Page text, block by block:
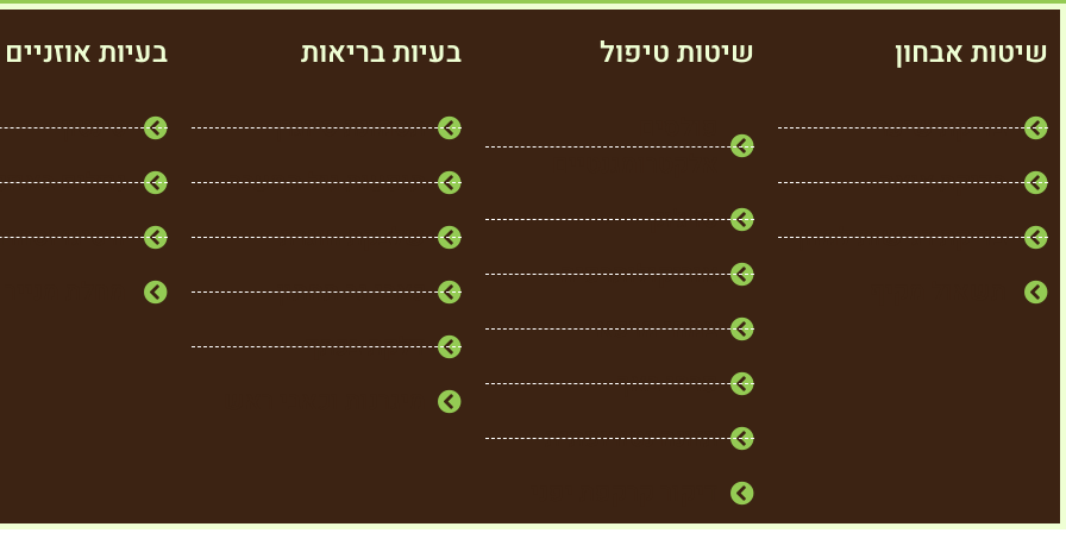
שיטות אבחון
בדיקת שיער
בדיקת צואה
בדיקת רגישות למזון
שיטות טיפול
סו ג'וק
אוריקולותרפיה
צמחי מרפא
פרחי באך
תזונה נטורופתית
בעיות בריאות
תסמונת סיוגרן
תופעות גיל המעבר
שלבקת חוגרת
כאבי גב תחתון
דלקת בכתף
בעיות אוזניים
טינטון
נוזלים
ורטיגו